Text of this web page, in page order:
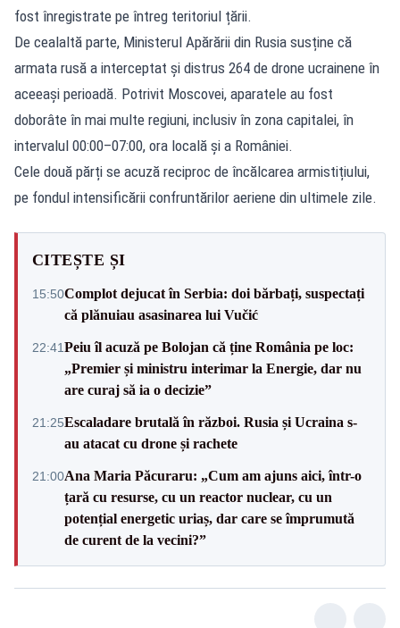
fost înregistrate pe întreg teritoriul țării.
De cealaltă parte, Ministerul Apărării din Rusia susține că
armata rusă a interceptat și distrus 264 de drone ucrainene în
aceeași perioadă. Potrivit Moscovei, aparatele au fost
doborâte în mai multe regiuni, inclusiv în zona capitalei, în
intervalul 00:00–07:00, ora locală și a României.
Cele două părți se acuză reciproc de încălcarea armistițiului,
pe fondul intensificării confruntărilor aeriene din ultimele zile.
CITEȘTE ȘI
15:50Complot dejucat în Serbia: doi bărbați, suspectați
că plănuiau asasinarea lui Vučić
22:41Peiu îl acuză pe Bolojan că ține România pe loc:
„Premier și ministru interimar la Energie, dar nu
are curaj să ia o decizie”
21:25Escaladare brutală în război. Rusia și Ucraina s-
au atacat cu drone și rachete
21:00Ana Maria Păcuraru: „Cum am ajuns aici, într-o
țară cu resurse, cu un reactor nuclear, cu un
potențial energetic uriaș, dar care se împrumută
de curent de la vecini?”